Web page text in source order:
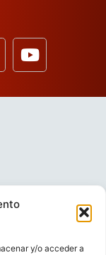
y/o acceder a